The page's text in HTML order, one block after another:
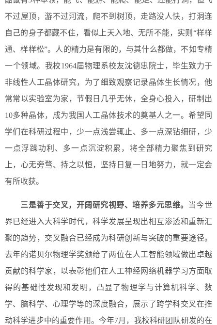
不过屋顶，游不过河流，爬不到树顶，走路没人快，打洞连
自己的身子都藏不住，看似上天入地、无所不能，实则“样样
通、样样松”。人的精力是有限的，与其什么都做，不如专精
一个领域。我校1964届物理系校友沈德忠院士，毕生致力于
非线性人工晶体研究，为了细致观察记录晶体生长情况，他
常常以实验室为家，节假日几乎无休，全身心投入，研制出
10多种晶体，成为我国人工晶体技术的奠基人之一。希望同
学们在科研过程中，少一点浅尝辄止、多一点深钻细研，少
一点浮躁功利、多一点沉淀积累，将全部精力聚焦到研究
上，心无旁骛、持之以恒，坚持日复一日地努力，就一定会
有所收获。
三是善于交叉，开阔研究视野、培养多元思维。
当今世
界已经进入大科学时代，科学发展呈现出相互渗透和重新汇
聚的趋势，交叉融合已经成为科研创新与突破的重要途径。
去年的诺贝尔物理学奖颁给了两位在人工智能领域做出卓越
贡献的科学家，以表彰他们在人工神经网络机器学习方面取
得的基础性发现和发明，凸显了物理学与计算机科学、数
学、脑科学、心理学等的深度融合，展示了跨学科交叉在推
动科学进步中的重要作用。今年7月，我校科研团队研发的在